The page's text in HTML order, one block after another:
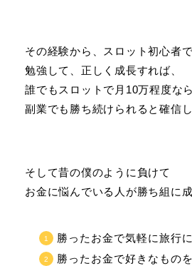
その経験から、スロット初心者で
勉強して、正しく成長すれば、
誰でもスロットで月10万程度なら
副業でも勝ち続けられると確信し
そして昔の僕のように負けて
お金に悩んでいる人が勝ち組に
勝ったお金で気軽に旅行
勝ったお金で好きなもの